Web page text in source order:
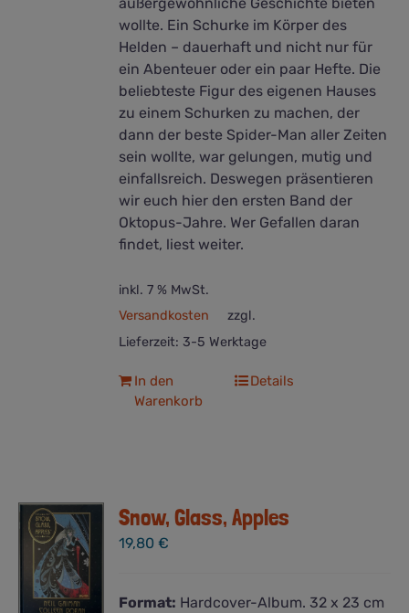
wollte. Ein Schurke im Körper des
Helden – dauerhaft und nicht nur für
ein Abenteuer oder ein paar Hefte. Die
beliebteste Figur des eigenen Hauses
zu einem Schurken zu machen, der
dann der beste Spider-Man aller Zeiten
sein wollte, war gelungen, mutig und
einfallsreich. Deswegen präsentieren
wir euch hier den ersten Band der
Oktopus-Jahre. Wer Gefallen daran
findet, liest weiter.
inkl. 7 % MwSt.
zzgl.
Versandkosten
Lieferzeit: 3-5 Werktage
In den
Warenkorb
Details
Snow, Glass, Apples
19,80€
Format: Hardcover-Album. 32 x 23 cm